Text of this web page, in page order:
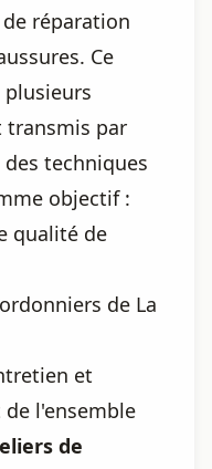
réparation
Ce
transmis par
techniques
objectif :
qualité de
de La
et
l'ensemble
de